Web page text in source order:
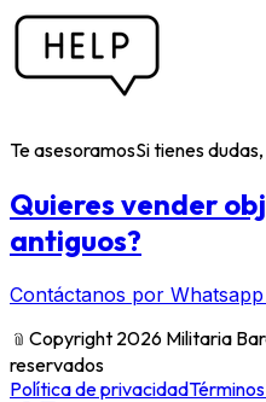
Te asesoramosSi tienes
Quieres vender
antiguos?
Contáctanos por
﹫ Copyright 2026 Militaria
reservados
Política de privacidad